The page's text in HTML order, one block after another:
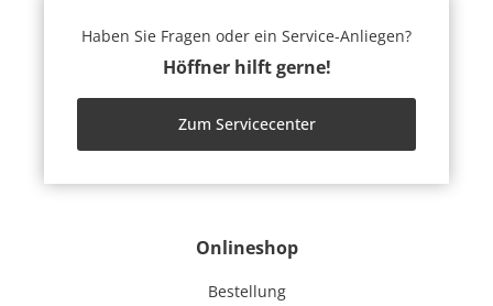
Onlineshop
Bestellung
Haben Sie Fragen oder ein Service-Anliegen?
Höffner hilft gerne!
Zum Servicecenter